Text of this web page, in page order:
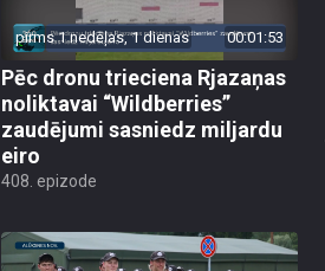
pirms 1 nedēļas, 1 dienas 00:01:53
Pēc dronu trieciena Rjazaņas
noliktavai “Wildberries”
zaudējumi sasniedz miljardu
eiro
408. epizode